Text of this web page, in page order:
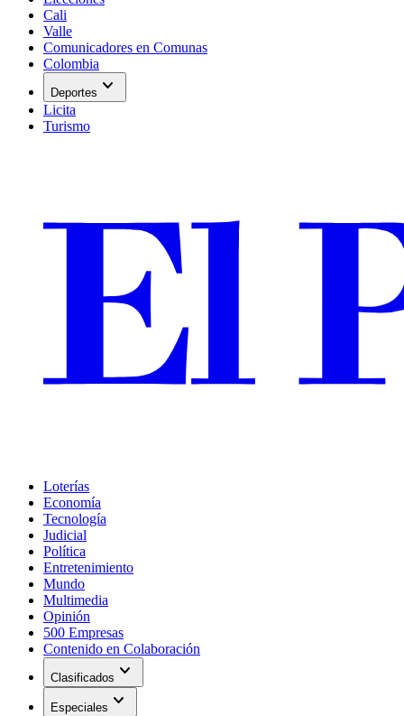
Cali
Valle
Comunicadores en Comunas
Colombia
Deportes expand_more
Licita
Turismo
Loterías
Economía
Tecnología
Judicial
Política
Entretenimiento
Mundo
Multimedia
Opinión
500 Empresas
Contenido en Colaboración
Clasificados expand_more
Especiales expand_more